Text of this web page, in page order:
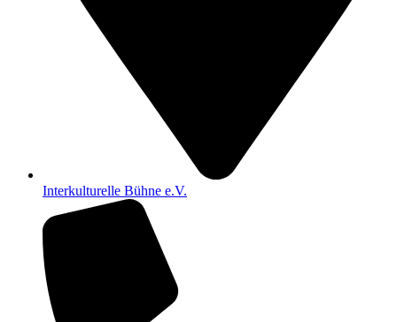
Interkulturelle Bühne e.V.